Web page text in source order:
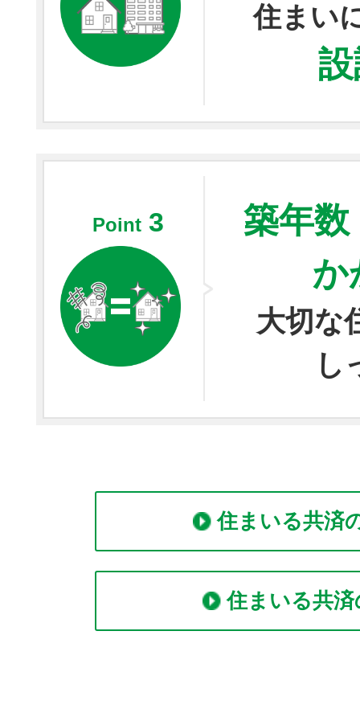
住まい
Point3
築年数
か
大切な
し
住まいる共済
住まいる共